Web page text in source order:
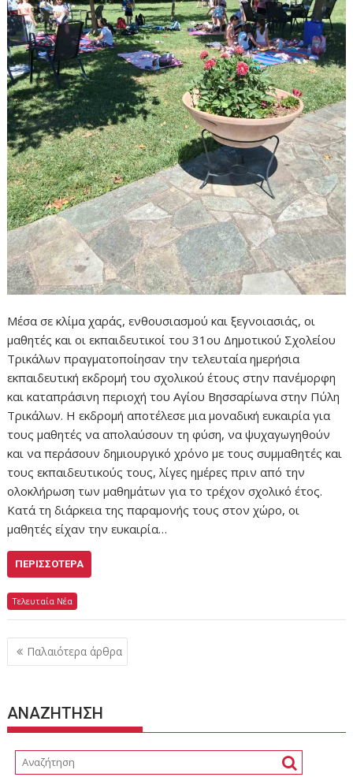
Μέσα σε κλίμα χαράς, ενθουσιασμού και ξεγνοιασιάς, οι
μαθητές και οι εκπαιδευτικοί του 31ου Δημοτικού Σχολείου
Τρικάλων πραγματοποίησαν την τελευταία ημερήσια
εκπαιδευτική εκδρομή του σχολικού έτους στην πανέμορφη
και καταπράσινη περιοχή του Αγίου Βησσαρίωνα στην Πύλη
Τρικάλων. Η εκδρομή αποτέλεσε μια μοναδική ευκαιρία για
τους μαθητές να απολαύσουν τη φύση, να ψυχαγωγηθούν
και να περάσουν δημιουργικό χρόνο με τους συμμαθητές και
τους εκπαιδευτικούς τους, λίγες ημέρες πριν από την
ολοκλήρωση των μαθημάτων για το τρέχον σχολικό έτος.
Κατά τη διάρκεια της παραμονής τους στον χώρο, οι
μαθητές είχαν την ευκαιρία…
ΠΕΡΙΣΣΌΤΕΡΑ
Τελευταία Νέα
Πλοήγηση
άρθρων
Παλαιότερα άρθρα
ΑΝΑΖΗΤΗΣΗ